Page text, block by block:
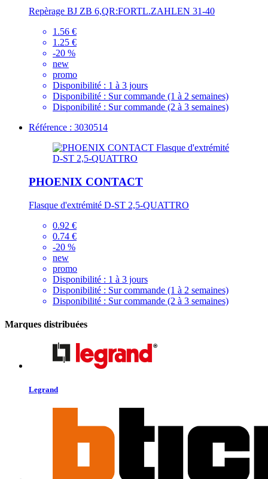
Repèrage BJ ZB 6,QR:FORTL.ZAHLEN 31-40
1.56 €
1.25 €
-20 %
new
promo
Disponibilité : 1 à 3 jours
Disponibilité : Sur commande (1 à 2 semaines)
Disponibilité : Sur commande (2 à 3 semaines)
Référence : 3030514
PHOENIX CONTACT
Flasque d'extrémité D-ST 2,5-QUATTRO
0.92 €
0.74 €
-20 %
new
promo
Disponibilité : 1 à 3 jours
Disponibilité : Sur commande (1 à 2 semaines)
Disponibilité : Sur commande (2 à 3 semaines)
Marques distribuées
Legrand